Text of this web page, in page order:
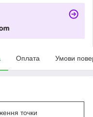
Оплата Умови
точки